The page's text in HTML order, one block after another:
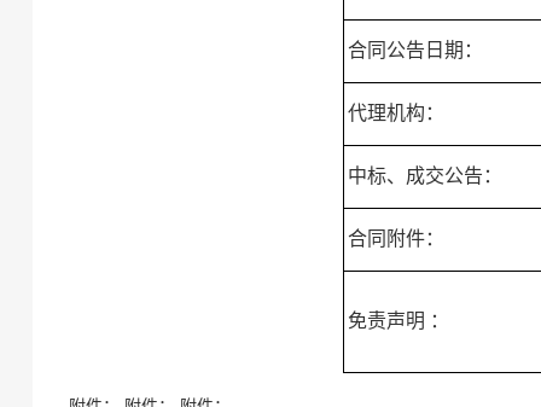
合同公告日期：
代理机构：
中标、成交公告：
合同附件：
免责声明 ：